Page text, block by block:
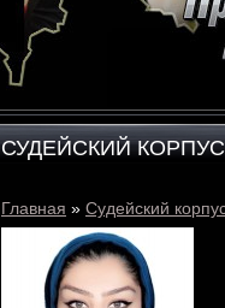
СУДЕЙСКИЙ КОРПУС
Главная » Судейский